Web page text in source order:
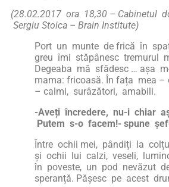
(28.02.2017 ora 18,30 – Cabinetul
Sergiu Stoica – Brain Institute)
Port un munte de frică în
greu îmi stăpânesc tremurul
Degeaba mă sfădesc … așa
mama: fricoasă. În fața mea –
– calmi, surâzători, amabili.
-Aveți încredere, nu-i chiar
Putem s-o facem!- spune
Între ochii mei, pândiți la
și ochii lui calzi, veseli,
în poveste, un pod nevăzut
speranță. Pășesc pe acest